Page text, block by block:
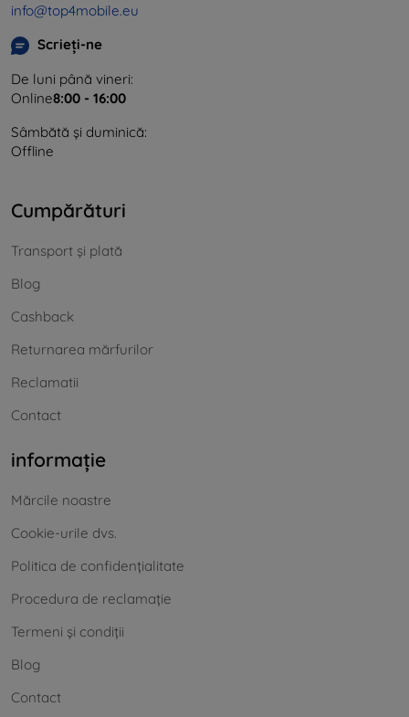
info@top4mobile.eu
Scrieți-ne
De luni până vineri:
Online8:00 - 16:00
Sâmbătă și duminică:
Offline
Cumpărături
Transport și plată
Blog
Cashback
Returnarea mărfurilor
Reclamatii
Contact
informație
Mărcile noastre
Cookie-urile dvs.
Politica de confidențialitate
Procedura de reclamație
Termeni și condiții
Blog
Contact